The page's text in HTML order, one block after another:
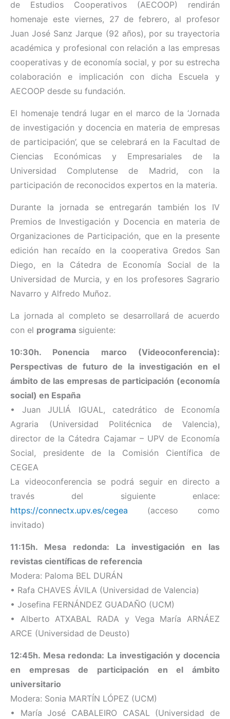
de Estudios Cooperativos (AECOOP) rendirán
homenaje este viernes, 27 de febrero, al profesor
Juan José Sanz Jarque (92 años), por su trayectoria
académica y profesional con relación a las empresas
cooperativas y de economía social, y por su estrecha
colaboración e implicación con dicha Escuela y
AECOOP desde su fundación.
El homenaje tendrá lugar en el marco de la ‘Jornada
de investigación y docencia en materia de empresas
de participación’, que se celebrará en la Facultad de
Ciencias Económicas y Empresariales de la
Universidad Complutense de Madrid, con la
participación de reconocidos expertos en la materia.
Durante la jornada se entregarán también los IV
Premios de Investigación y Docencia en materia de
Organizaciones de Participación, que en la presente
edición han recaído en la cooperativa Gredos San
Diego, en la Cátedra de Economía Social de la
Universidad de Murcia, y en los profesores Sagrario
Navarro y Alfredo Muñoz.
La jornada al completo se desarrollará de acuerdo
con el programa siguiente:
10:30h. Ponencia marco (Videoconferencia):
Perspectivas de futuro de la investigación en el
ámbito de las empresas de participación (economía
social) en España
• Juan JULIÁ IGUAL, catedrático de Economía
Agraria (Universidad Politécnica de Valencia),
director de la Cátedra Cajamar – UPV de Economía
Social, presidente de la Comisión Científica de
CEGEA
La videoconferencia se podrá seguir en directo a
través del siguiente enlace:
https://connectx.upv.es/cegea (acceso como
invitado)
11:15h. Mesa redonda: La investigación en las
revistas científicas de referencia
Modera: Paloma BEL DURÁN
• Rafa CHAVES ÁVILA (Universidad de Valencia)
• Josefina FERNÁNDEZ GUADAÑO (UCM)
• Alberto ATXABAL RADA y Vega María ARNÁEZ
ARCE (Universidad de Deusto)
12:45h. Mesa redonda: La investigación y docencia
en empresas de participación en el ámbito
universitario
Modera: Sonia MARTÍN LÓPEZ (UCM)
• María José CABALEIRO CASAL (Universidad de